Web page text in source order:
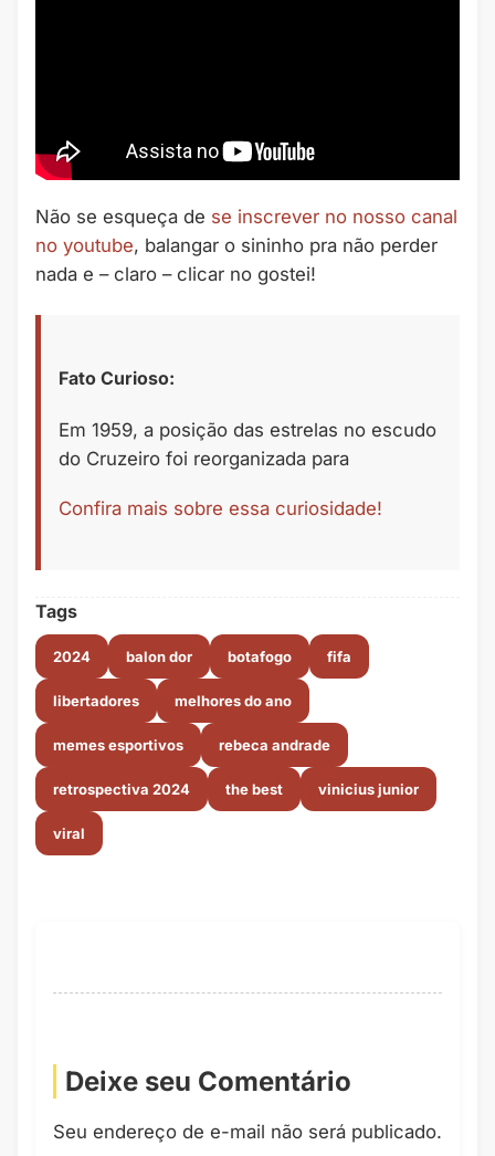
Não se esqueça de se inscrever no nosso canal
no youtube, balangar o sininho pra não perder
nada e – claro – clicar no gostei!
Fato Curioso:
Em 1959, a posição das estrelas no escudo
do Cruzeiro foi reorganizada para
Confira mais sobre essa curiosidade!
Tags
2024 balon dor botafogo fifa
libertadores melhores do ano
memes esportivos rebeca andrade
retrospectiva 2024 the best vinicius junior
viral
Deixe seu Comentário
Seu endereço de e-mail não será publicado.